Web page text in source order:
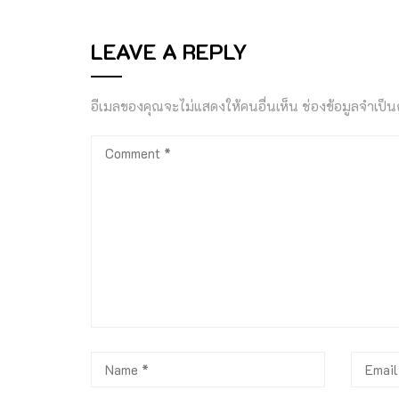
LEAVE A REPLY
อีเมลของคุณจะไม่แสดงให้คนอื่นเห็น ช่องข้อมูลจำเป็